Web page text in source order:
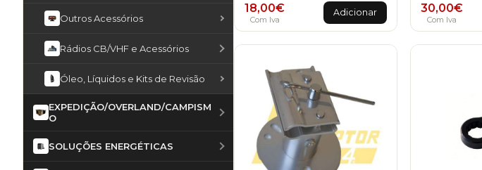
Outros Acessórios
Rádios CB/VHF e Acessórios
Óleo, Líquidos e Kits de Revisão
EXPEDIÇÃO/OVERLAND/CAMPISM
O
SOLUÇÕES ENERGÉTICAS
18,00€
Com Iva
Adicionar 30,00€
Com Iva